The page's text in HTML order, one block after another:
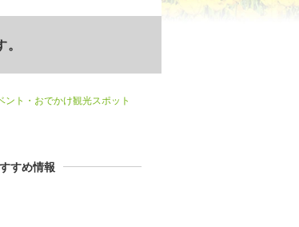
ト・おでかけ観光スポット
すめ情報